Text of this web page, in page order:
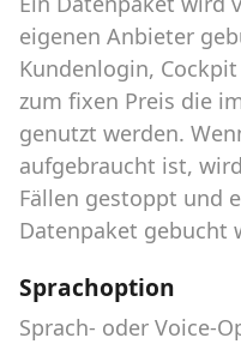
eigenen Anbieter
Kundenlogin,
zum fixen Preis die
genutzt werden.
aufgebraucht ist,
Fällen gestoppt und
Datenpaket gebucht
Sprachoption
Sprach- oder Voice-